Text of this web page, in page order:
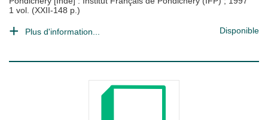
1 vol. (XXII-148 p.)
Plus d'information... Disponible